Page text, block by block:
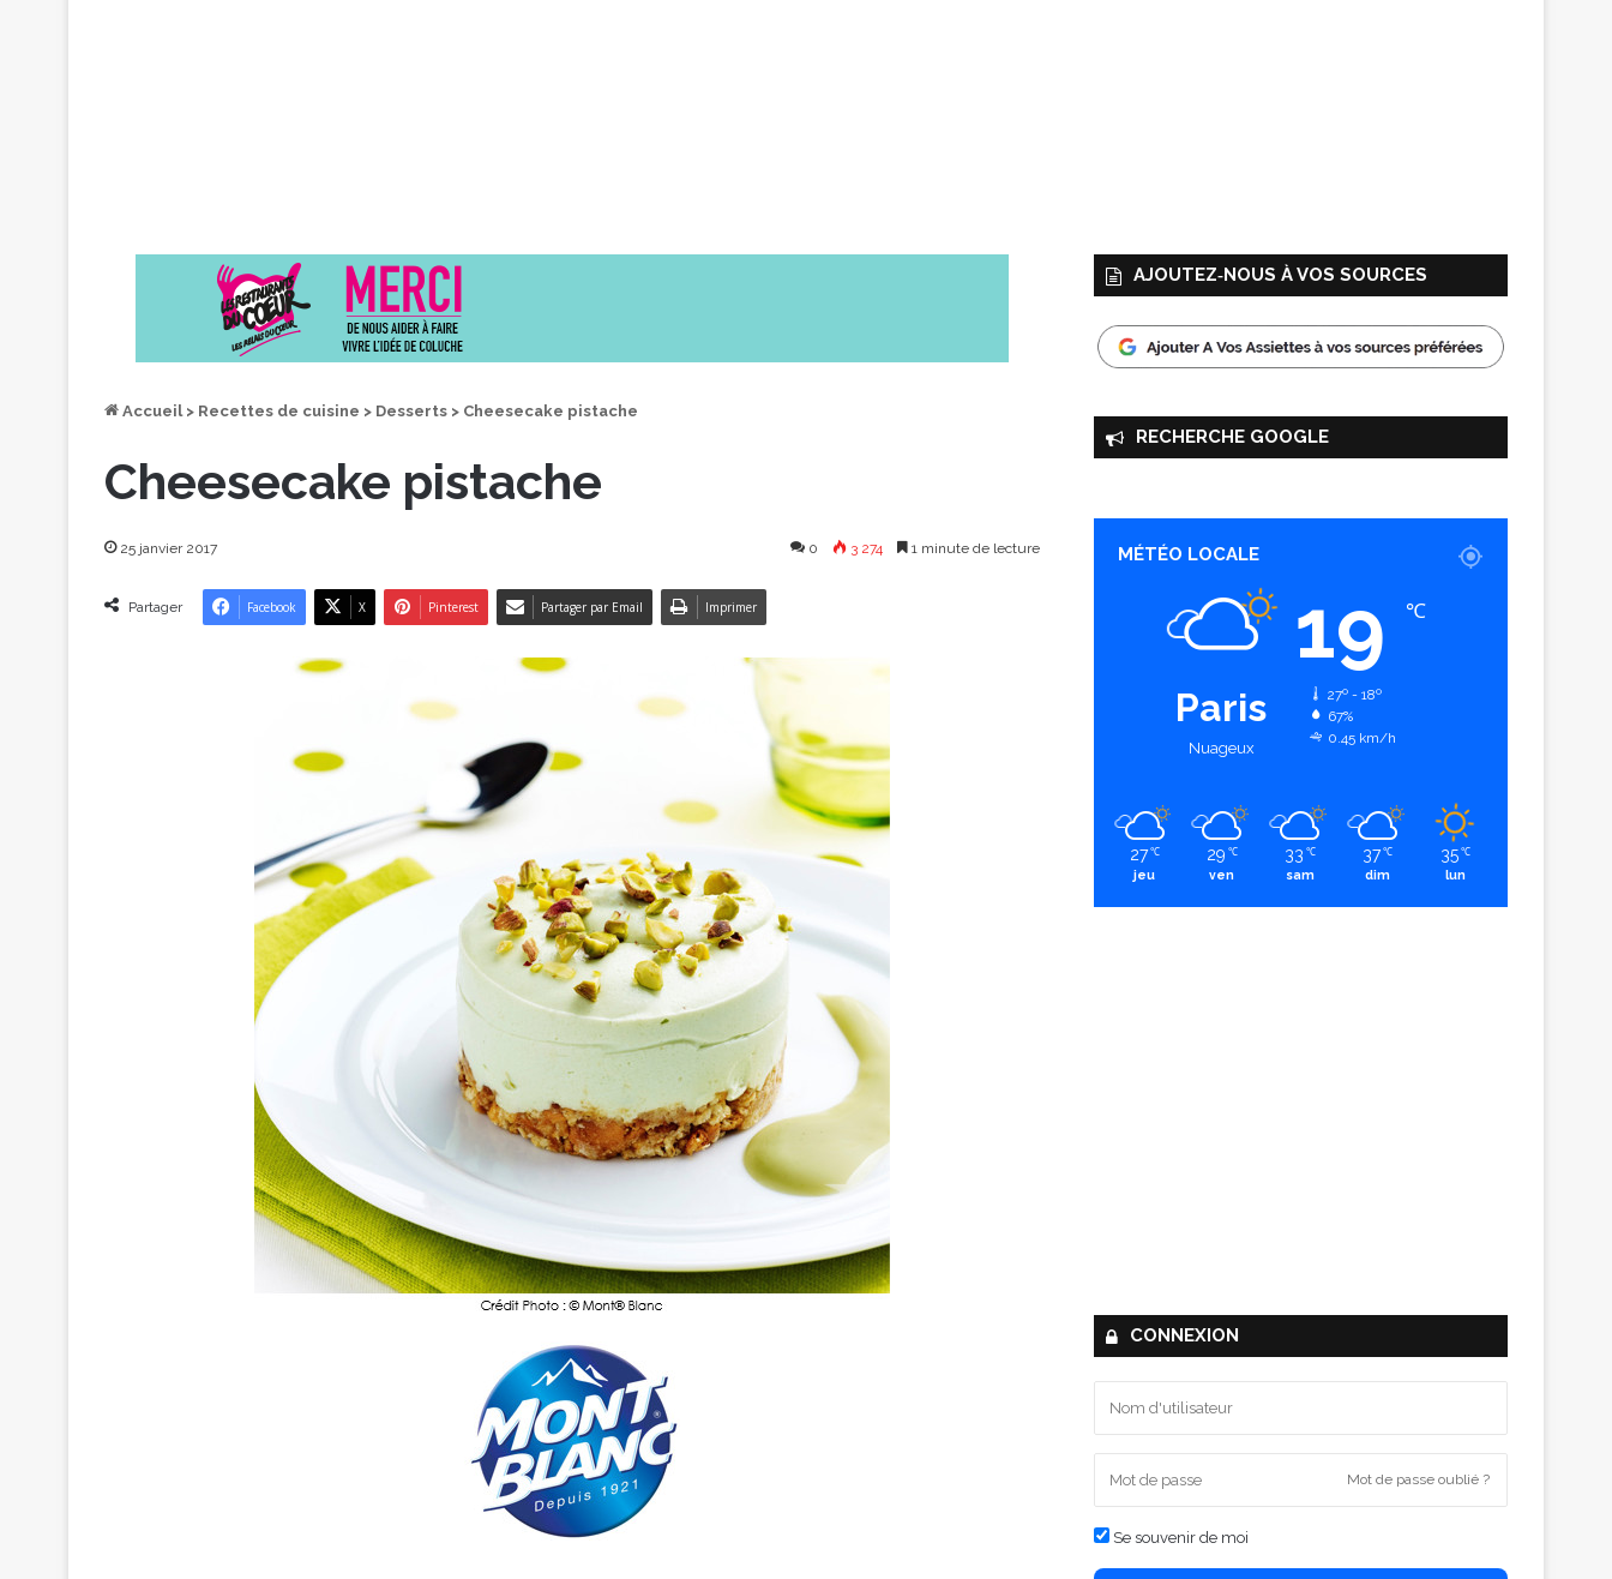
Accueil > Recettes de cuisine > Desserts > Cheesecake pistache
Cheesecake pistache
25 janvier 2017 0 3 274 1 minute de lecture
Partager Facebook X Pinterest Partager par Email Imprimer
AJOUTEZ‑NOUS À VOS SOURCES
RECHERCHE GOOGLE
MÉTÉO LOCALE
Paris
Nuageux
19 ℃
27º - 18º
67%
0.45 km/h
27 ℃
jeu
29 ℃
ven
33 ℃
sam
37 ℃
dim
35 ℃
lun
CONNEXION
Mot de passe oublié ?
Se souvenir de moi